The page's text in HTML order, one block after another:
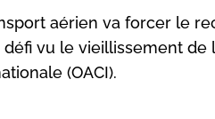
aérien va forcer le
vu le vieillissement
(OACI).